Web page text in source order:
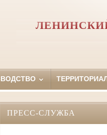
ПРЕСС-СЛУЖБА